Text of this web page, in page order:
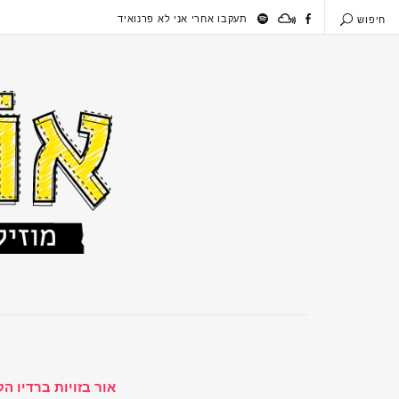
חיפוש תעקבו אחרי אני לא פרנואיד
אור בזויות ברדיו